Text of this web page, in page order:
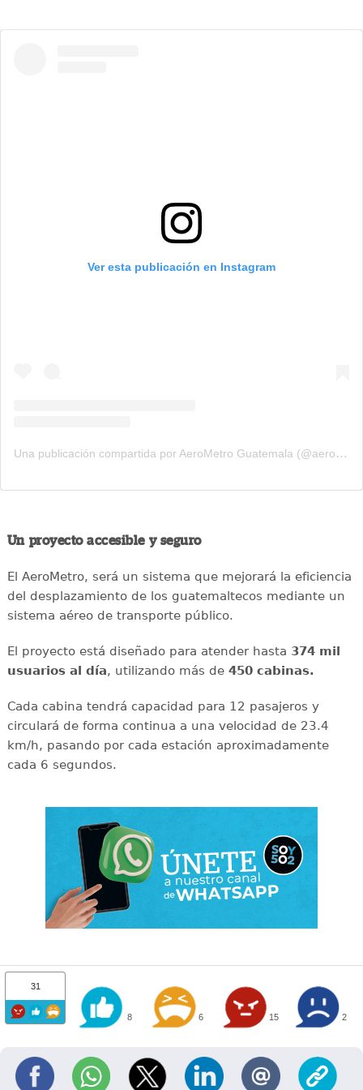
Ver esta publicación en Instagram
Una publicación compartida por AeroMetro Guatemala (@aerometrogt)
Un proyecto accesible y seguro
El AeroMetro, será un sistema que mejorará la eficiencia
del desplazamiento de los guatemaltecos mediante un
sistema aéreo de transporte público.
El proyecto está diseñado para atender hasta 374 mil
usuarios al día, utilizando más de 450 cabinas.
Cada cabina tendrá capacidad para 12 pasajeros y
circulará de forma continua a una velocidad de 23.4
km/h, pasando por cada estación aproximadamente
cada 6 segundos.
31
8 6 15 2